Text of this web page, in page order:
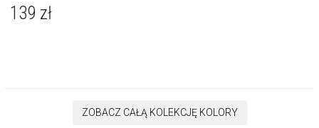
139 zł
ZOBACZ CAŁĄ KOLEKCJĘ KOLORY